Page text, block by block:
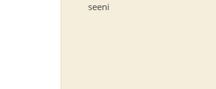
seeni